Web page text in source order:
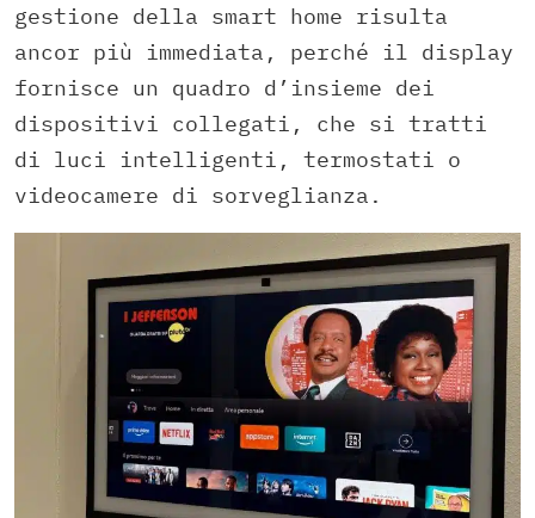
gestione della smart home risulta
ancor più immediata, perché il display
fornisce un quadro d’insieme dei
dispositivi collegati, che si tratti
di luci intelligenti, termostati o
videocamere di sorveglianza.